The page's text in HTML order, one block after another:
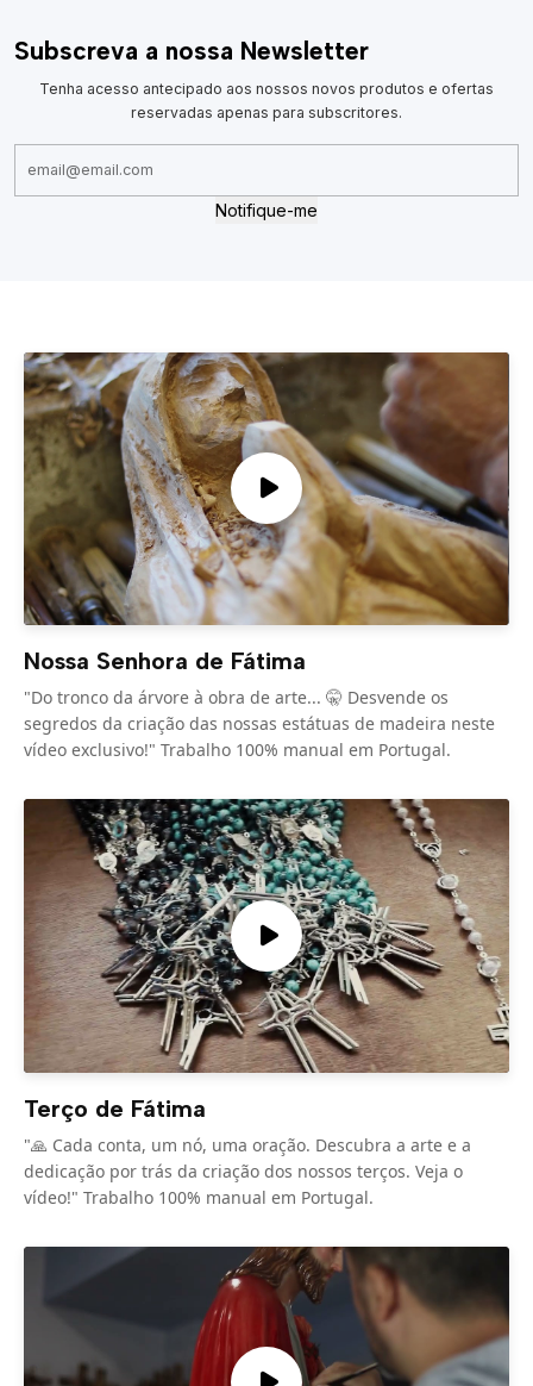
Subscreva a nossa Newsletter
Tenha acesso antecipado aos nossos novos produtos e ofertas
reservadas apenas para subscritores.
Notifique-me
Nossa Senhora de Fátima
"Do tronco da árvore à obra de arte... 🤫 Desvende os
segredos da criação das nossas estátuas de madeira neste
vídeo exclusivo!" Trabalho 100% manual em Portugal.
Terço de Fátima
"🙏 Cada conta, um nó, uma oração. Descubra a arte e a
dedicação por trás da criação dos nossos terços. Veja o
vídeo!" Trabalho 100% manual em Portugal.